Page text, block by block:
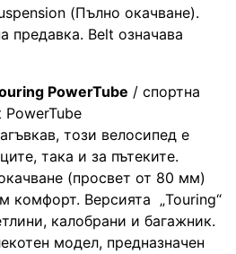
(Пълно окачване).
предавка. Belt означава
PowerTube / спортна
PowerTube
този велосипед е
така и за пътеките.
(просвет от 80 мм)
комфорт. Версията „Touring“
калобрани и багажник.
модел, предназначен